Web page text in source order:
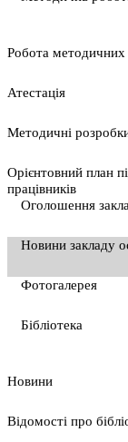
Pобота методичних
Атестація
Методичні
Орієнтовний план
працівників
Оголошення
Новини закладу
Фотогалерея
Бібліотека
Новини
Відомості про